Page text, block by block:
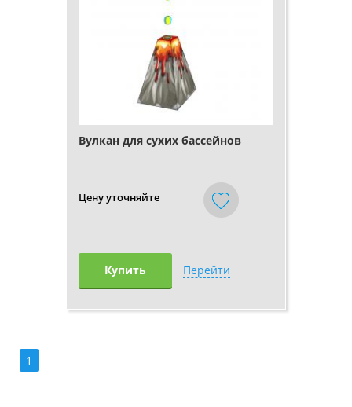
Вулкан для сухих бассейнов
Цену уточняйте
Купить Перейти
1